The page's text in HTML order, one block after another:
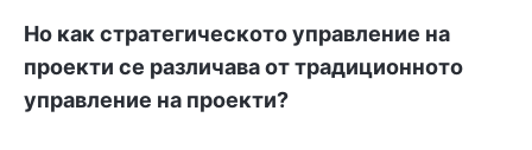
Но как стратегическото управление на
проекти се различава от традиционното
управление на проекти?